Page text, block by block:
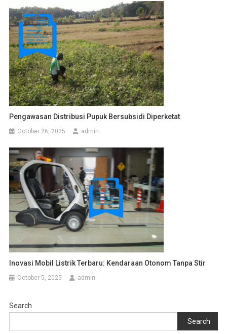
Pengawasan Distribusi Pupuk Bersubsidi Diperketat
October 26, 2025 admin
Inovasi Mobil Listrik Terbaru: Kendaraan Otonom Tanpa Stir
October 5, 2025 admin
Search
Search